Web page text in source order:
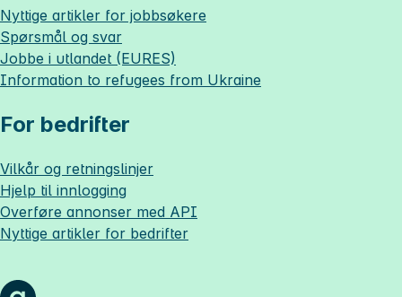
Nyttige artikler for jobbsøkere
Spørsmål og svar
Jobbe i utlandet (EURES)
Information to refugees from Ukraine
For bedrifter
Vilkår og retningslinjer
Hjelp til innlogging
Overføre annonser med API
Nyttige artikler for bedrifter